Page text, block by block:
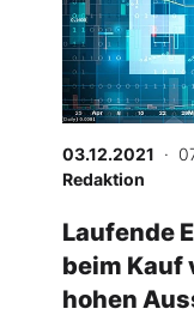
03.12.2021 ·
Redaktion
Laufende
beim Kauf
hohen